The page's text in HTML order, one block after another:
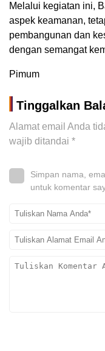
Melalui kegiatan ini,
aspek keamanan,
pembangunan dan
dengan semangat
Pimum
Tinggalkan
Alamat email Anda
wajib ditandai *
Simpan nama,
untuk komentar